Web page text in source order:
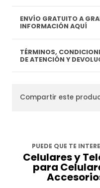
ENVÍO GRATUITO A
INFORMACIÓN AQUÍ
TÉRMINOS,
DE ATENCIÓN Y
Compartir este
PUEDE QUE TE
Celulares y
para